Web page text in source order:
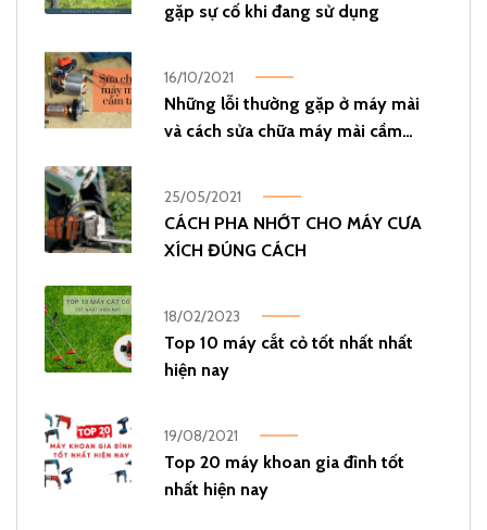
gặp sự cố khi đang sử dụng
16/10/2021
Những lỗi thường gặp ở máy mài
và cách sửa chữa máy mài cầm
25/05/2021
CÁCH PHA NHỚT CHO MÁY CƯA
XÍCH ĐÚNG CÁCH
18/02/2023
Top 10 máy cắt cỏ tốt nhất nhất
hiện nay
19/08/2021
Top 20 máy khoan gia đình tốt
nhất hiện nay